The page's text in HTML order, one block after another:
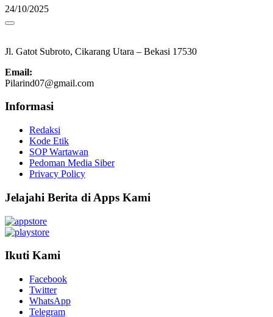
24/10/2025
Jl. Gatot Subroto, Cikarang Utara – Bekasi 17530
Email:
Pilarind07@gmail.com
Informasi
Redaksi
Kode Etik
SOP Wartawan
Pedoman Media Siber
Privacy Policy
Jelajahi Berita di Apps Kami
Ikuti Kami
Facebook
Twitter
WhatsApp
Telegram